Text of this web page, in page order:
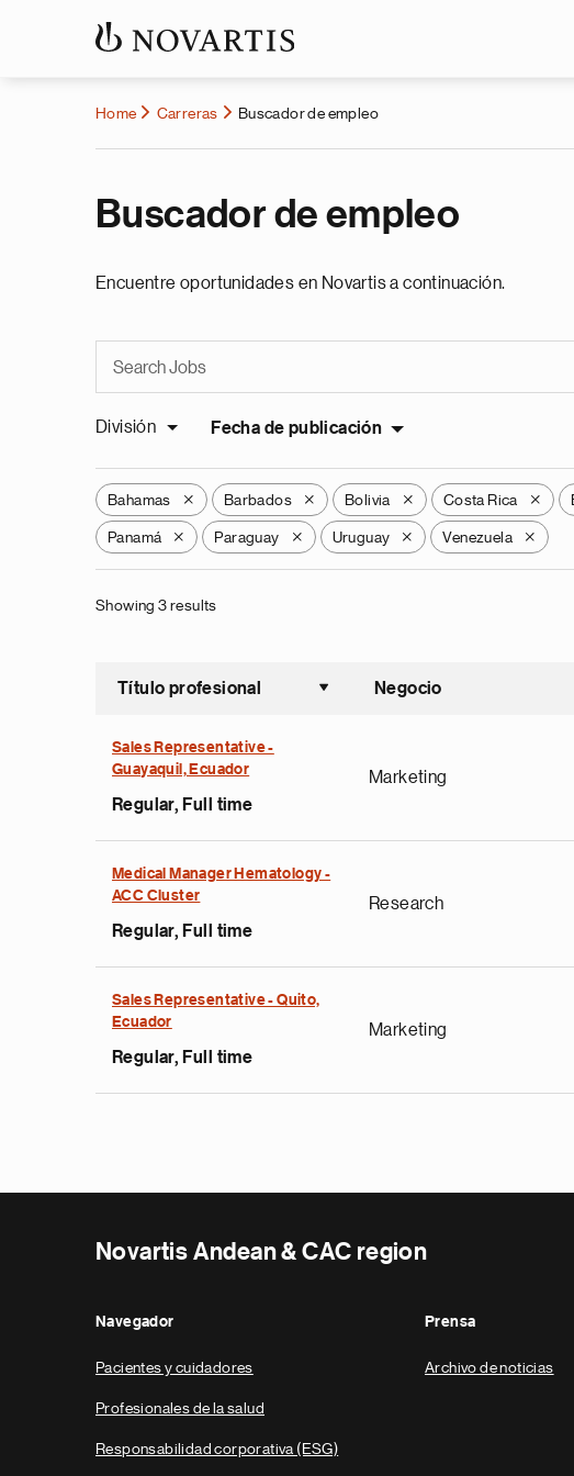
Home Carreras Buscador de empleo
Buscador de empleo
Encuentre oportunidades en Novartis a continuación.
División Fecha de publicación
Bahamas X Barbados X Bolivia X Costa Rica X
Panamá X Paraguay X Uruguay X Venezuela X
Showing 3 results
Título profesional
Ordenar
Negocio
Sales Representative -
Guayaquil, Ecuador
Regular, Full time
Marketing
Medical Manager Hematology -
ACC Cluster
Regular, Full time
Research
Sales Representative - Quito,
Ecuador
Regular, Full time
Marketing
Novartis Andean & CAC region
Navegador
Pacientes y cuidadores
Profesionales de la salud
Responsabilidad corporativa (ESG)
Prensa
Archivo de noticias